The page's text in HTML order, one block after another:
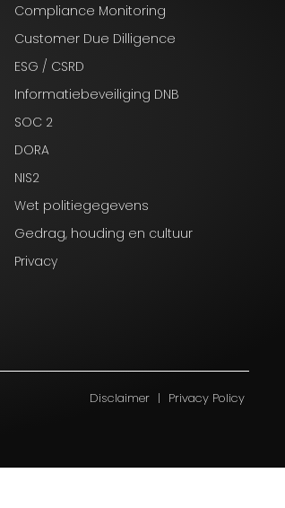
Compliance Monitoring
Customer Due Dilligence
ESG / CSRD
Informatiebeveiliging DNB
SOC 2
DORA
NIS2
Wet politiegegevens
Gedrag, houding en cultuur
Privacy
Disclaimer | Privacy Policy